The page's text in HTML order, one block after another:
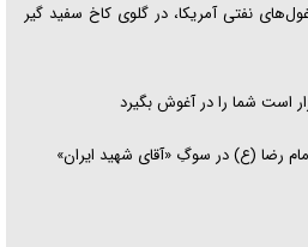
نفتی آمریکا، در گلوی کاخ سفید گیر
است شما را در آغوش بگیرد
رضا (ع) در سوگِ «آقای شهید ایران»